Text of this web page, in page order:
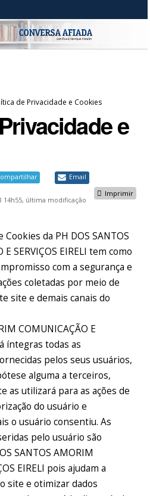
de Privacidade e Cookies
e
Email
Imprimir
14h55, última modificação
da PH DOS SANTOS
SERVIÇOS EIRELI tem como
com a segurança e
coletadas por meio de
site e demais canais do
COMUNICAÇÃO E
íntegras todas as
pelos seus usuários,
alguma a terceiros,
as utilizará para as ações de
do usuário e
o usuário consentiu. As
pelo usuário são
SANTOS AMORIM
EIRELI pois ajudam a
site e otimizar dados